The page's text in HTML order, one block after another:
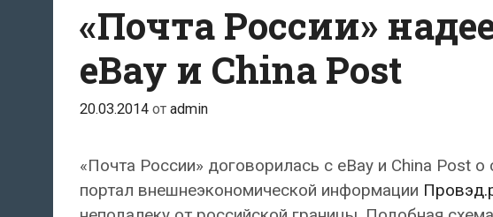
«Почта России»
eBay и China Post
20.03.2014 от admin
«Почта России» договорилась с eBay и China
портал внешнеэкономической информации